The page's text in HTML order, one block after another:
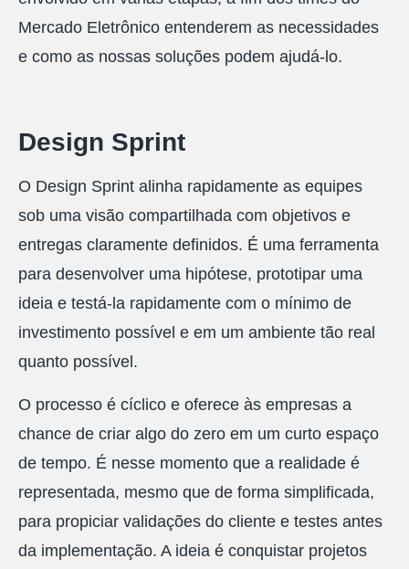
Mercado Eletrônico entenderem as necessidades
e como as nossas soluções podem ajudá-lo.
Design Sprint
O Design Sprint alinha rapidamente as equipes
sob uma visão compartilhada com objetivos e
entregas claramente definidos. É uma ferramenta
para desenvolver uma hipótese, prototipar uma
ideia e testá-la rapidamente com o mínimo de
investimento possível e em um ambiente tão real
quanto possível.
O processo é cíclico e oferece às empresas a
chance de criar algo do zero em um curto espaço
de tempo. É nesse momento que a realidade é
representada, mesmo que de forma simplificada,
para propiciar validações do cliente e testes antes
da implementação. A ideia é conquistar projetos